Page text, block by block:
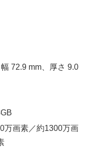
72.9 mm、厚さ 9.0
万画素／約1300万画